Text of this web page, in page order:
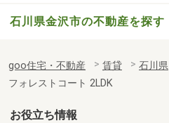
石川県金沢市の不動産を探す
goo住宅・不動産 賃貸 石川県
フォレストコート 2LDK
お役立ち情報